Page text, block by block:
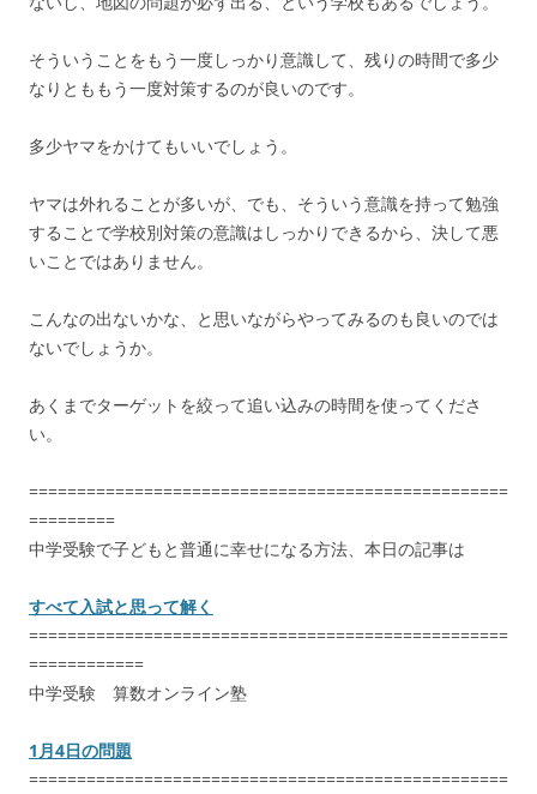
そういうことをもう一度しっかり意識して、残りの時間で多少
なりとももう一度対策するのが良いのです。
多少ヤマをかけてもいいでしょう。
ヤマは外れることが多いが、でも、そういう意識を持って勉強
することで学校別対策の意識はしっかりできるから、決して悪
いことではありません。
こんなの出ないかな、と思いながらやってみるのも良いのでは
ないでしょうか。
あくまでターゲットを絞って追い込みの時間を使ってくださ
い。
==================================================
=========
中学受験で子どもと普通に幸せになる方法、本日の記事は
すべて入試と思って解く
==================================================
============
中学受験 算数オンライン塾
1月4日の問題
==================================================